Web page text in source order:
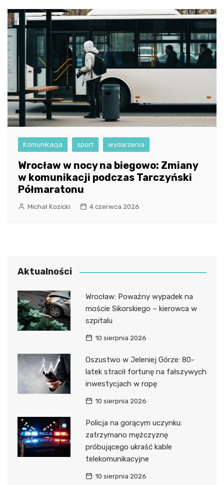
Komunikacja sport wydarzenia
Wrocław w nocy na biegowo: Zmiany
w komunikacji podczas Tarczyński
Półmaratonu
Michał Kozicki 4 czerwca 2026
Aktualności
Wrocław: Poważny wypadek na
moście Sikorskiego – kierowca w
szpitalu
10 sierpnia 2026
Oszustwo w Jeleniej Górze: 80-
latek stracił fortunę na fałszywych
inwestycjach w ropę
10 sierpnia 2026
Policja na gorącym uczynku:
zatrzymano mężczyznę
próbującego ukraść kable
telekomunikacyjne
10 sierpnia 2026